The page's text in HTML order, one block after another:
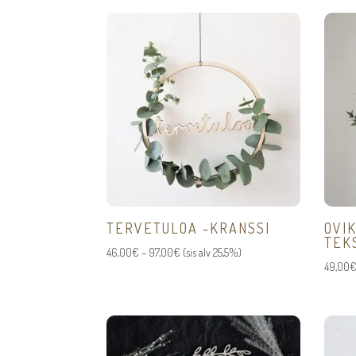
TERVETULOA -KRANSSI
46,00€ – 97,00€ Hintaluokka:
97,00€
(sis alv 25,5%)
49,00€